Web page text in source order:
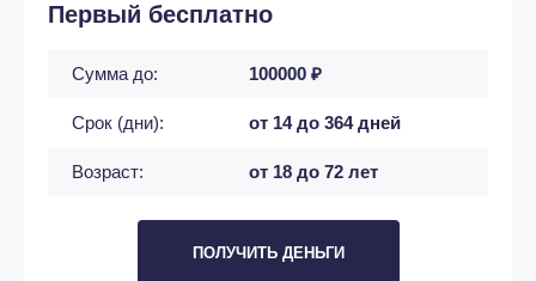
Первый бесплатно
Сумма до: 100000 ₽
Срок (дни): от 14 до 364 дней
Возраст: от 18 до 72 лет
ПОЛУЧИТЬ ДЕНЬГИ